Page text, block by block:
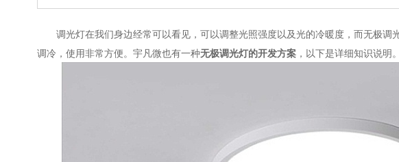
调光灯在我们身边经常可以看见，可以调整光照强度以及光的冷暖度，而无极调
调冷，使用非常方便。宇凡微也有一种无极调光灯的开发方案 ，以下是详细知识说明。